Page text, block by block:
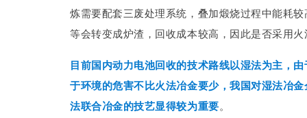
炼需要配套三废处理系统，叠加煅烧过程中能耗
等会转变成炉渣，回收成本较高，因此是否采用
目前国内动力电池回收的技术路线以湿法为主，
于环境的危害不比火法冶金要少，我国对湿法冶
法联合冶金的技艺显得较为重要。